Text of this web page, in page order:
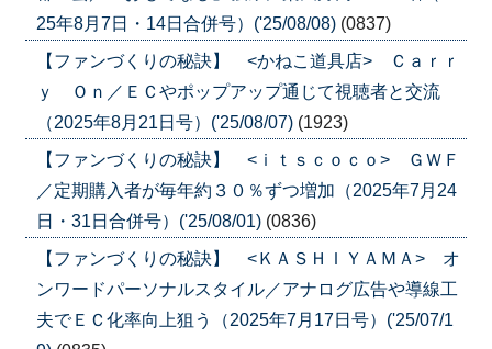
25年8月7日・14日合併号）('25/08/08) (0837)
【ファンづくりの秘訣】 <かねこ道具店> Ｃａｒｒ
ｙ Ｏｎ／ＥＣやポップアップ通じて視聴者と交流
（2025年8月21日号）('25/08/07) (1923)
【ファンづくりの秘訣】 <ｉｔｓｃｏｃｏ> ＧＷＦ
／定期購入者が毎年約３０％ずつ増加（2025年7月24
日・31日合併号）('25/08/01) (0836)
【ファンづくりの秘訣】 <ＫＡＳＨＩＹＡＭＡ> オ
ンワードパーソナルスタイル／アナログ広告や導線工
夫でＥＣ化率向上狙う（2025年7月17日号）('25/07/1